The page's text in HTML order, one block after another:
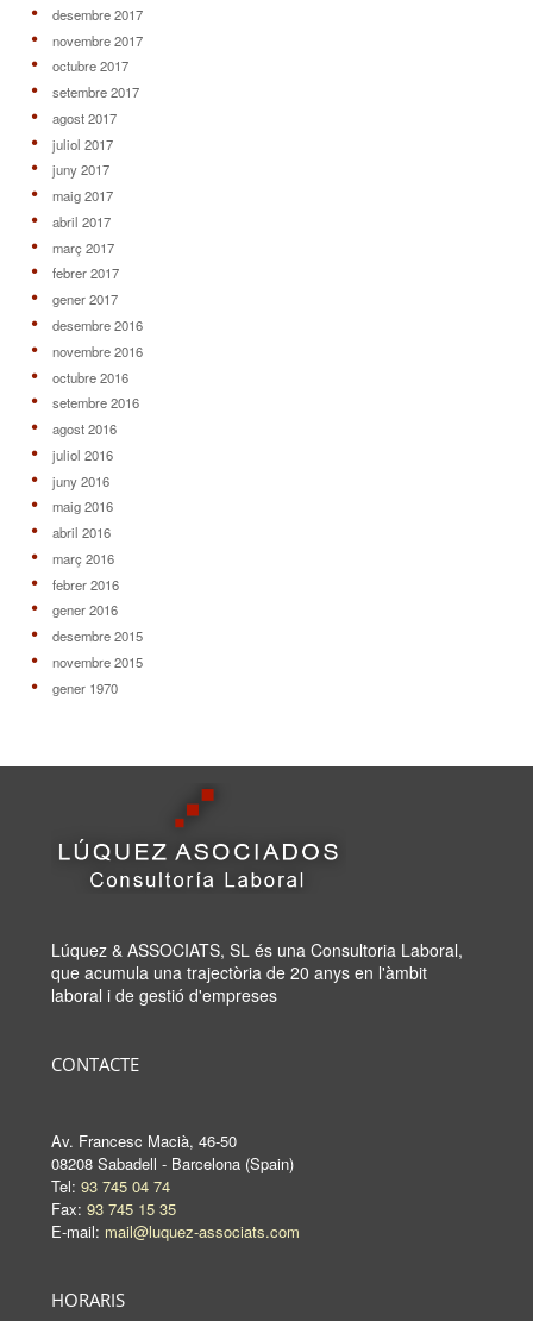
desembre 2017
novembre 2017
octubre 2017
setembre 2017
agost 2017
juliol 2017
juny 2017
maig 2017
abril 2017
març 2017
febrer 2017
gener 2017
desembre 2016
novembre 2016
octubre 2016
setembre 2016
agost 2016
juliol 2016
juny 2016
maig 2016
abril 2016
març 2016
febrer 2016
gener 2016
desembre 2015
novembre 2015
gener 1970
Lúquez & ASSOCIATS, SL és una Consultoria Laboral,
que acumula una trajectòria de 20 anys en l'àmbit
laboral i de gestió d'empreses
CONTACTE
Av. Francesc Macià, 46-50
08208 Sabadell - Barcelona (Spain)
Tel: 93 745 04 74
Fax: 93 745 15 35
E-mail: mail@luquez-associats.com
HORARIS